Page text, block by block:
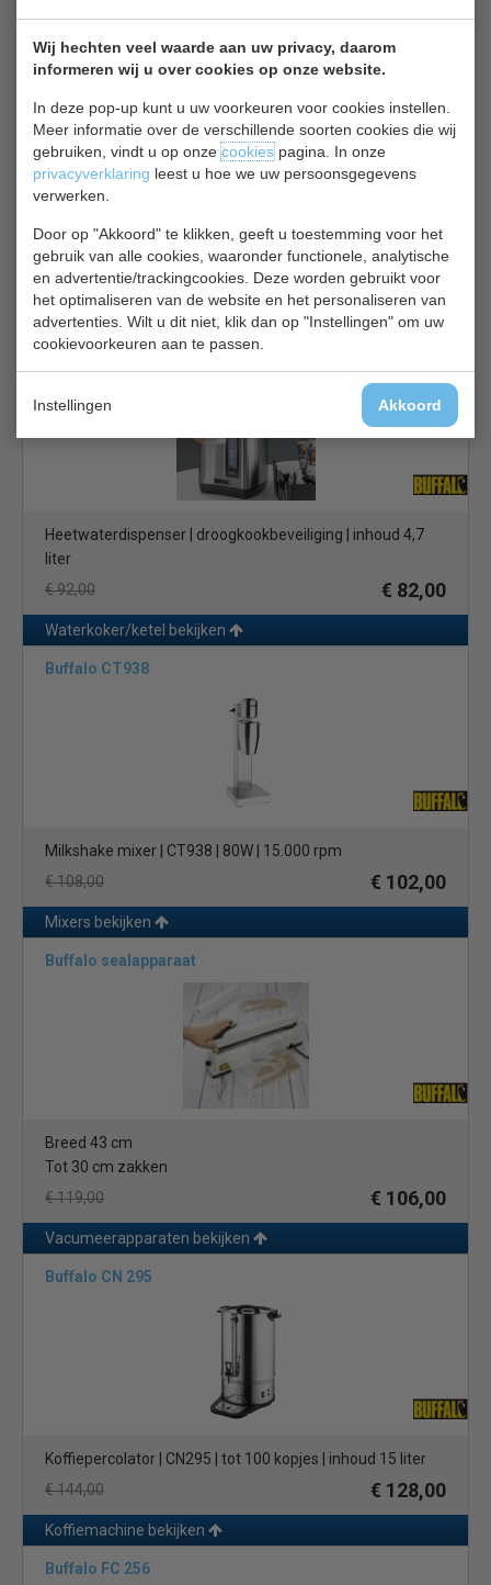
Wij hechten veel waarde aan uw privacy, daarom
informeren wij u over cookies op onze website.
In deze pop-up kunt u uw voorkeuren voor cookies instellen.
Meer informatie over de verschillende soorten cookies die wij
gebruiken, vindt u op onzecookiespagina. In onze
privacyverklaring leest u hoe we uw persoonsgegevens
verwerken.
Door op "Akkoord" te klikken, geeft u toestemming voor het
gebruik van alle cookies, waaronder functionele, analytische
en advertentie/trackingcookies. Deze worden gebruikt voor
het optimaliseren van de website en het personaliseren van
advertenties. Wilt u dit niet, klik dan op "Instellingen" om uw
cookievoorkeuren aan te passen.
Instellingen Akkoord
Warmhoudlampen bekijken
Buffalo GH227
Soepketel | rood | uitneembare binnenpot | inhoud 5,7 liter
€ 88,00
€ 78,00
Soepketel bekijken
Buffalo HF155
Heetwaterdispenser | droogkookbeveiliging | inhoud 4,7
liter
€ 92,00
€ 82,00
Waterkoker/ketel bekijken
Buffalo CT938
Milkshake mixer | CT938 | 80W | 15.000 rpm
€ 108,00
€ 102,00
Mixers bekijken
Buffalo sealapparaat
Breed 43 cm
Tot 30 cm zakken
€ 119,00
€ 106,00
Vacumeerapparaten bekijken
Buffalo CN 295
Koffiepercolator | CN295 | tot 100 kopjes | inhoud 15 liter
€ 144,00
€ 128,00
Koffiemachine bekijken
Buffalo FC 256